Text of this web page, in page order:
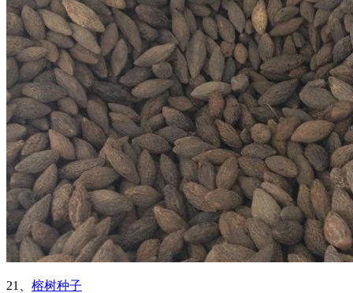
21、 榕树种子